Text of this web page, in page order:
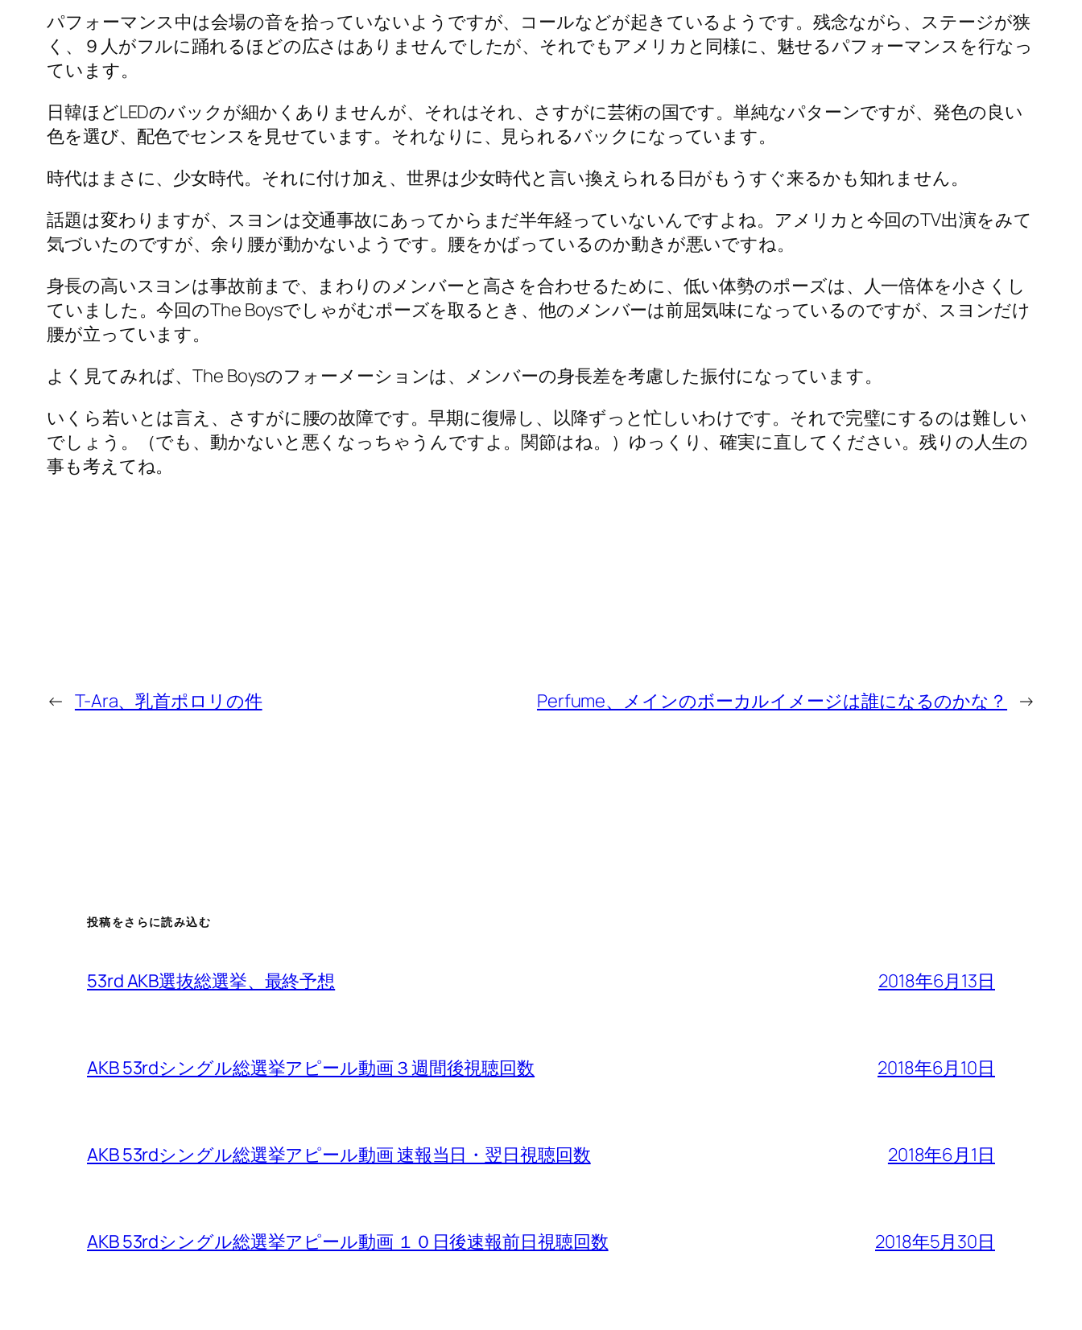
パフォーマンス中は会場の音を拾っていないようですが、コールなどが起きているようです。残念ながら、ステージが狭
く、９人がフルに踊れるほどの広さはありませんでしたが、それでもアメリカと同様に、魅せるパフォーマンスを行なっ
ています。
日韓ほどLEDのバックが細かくありませんが、それはそれ、さすがに芸術の国です。単純なパターンですが、発色の良い
色を選び、配色でセンスを見せています。それなりに、見られるバックになっています。
時代はまさに、少女時代。それに付け加え、世界は少女時代と言い換えられる日がもうすぐ来るかも知れません。
話題は変わりますが、スヨンは交通事故にあってからまだ半年経っていないんですよね。アメリカと今回のTV出演をみて
気づいたのですが、余り腰が動かないようです。腰をかばっているのか動きが悪いですね。
身長の高いスヨンは事故前まで、まわりのメンバーと高さを合わせるために、低い体勢のポーズは、人一倍体を小さくし
ていました。今回のThe Boysでしゃがむポーズを取るとき、他のメンバーは前屈気味になっているのですが、スヨンだけ
腰が立っています。
よく見てみれば、The Boysのフォーメーションは、メンバーの身長差を考慮した振付になっています。
いくら若いとは言え、さすがに腰の故障です。早期に復帰し、以降ずっと忙しいわけです。それで完璧にするのは難しい
でしょう。（でも、動かないと悪くなっちゃうんですよ。関節はね。）ゆっくり、確実に直してください。残りの人生の
事も考えてね。
← T-Ara、乳首ポロリの件 Perfume、メインのボーカルイメージは誰になるのかな？ →
投稿をさらに読み込む
53rd AKB選抜総選挙、最終予想 2018年6月13日
AKB 53rdシングル総選挙アピール動画３週間後視聴回数 2018年6月10日
AKB 53rdシングル総選挙アピール動画 速報当日・翌日視聴回数 2018年6月1日
AKB 53rdシングル総選挙アピール動画 １０日後速報前日視聴回数 2018年5月30日